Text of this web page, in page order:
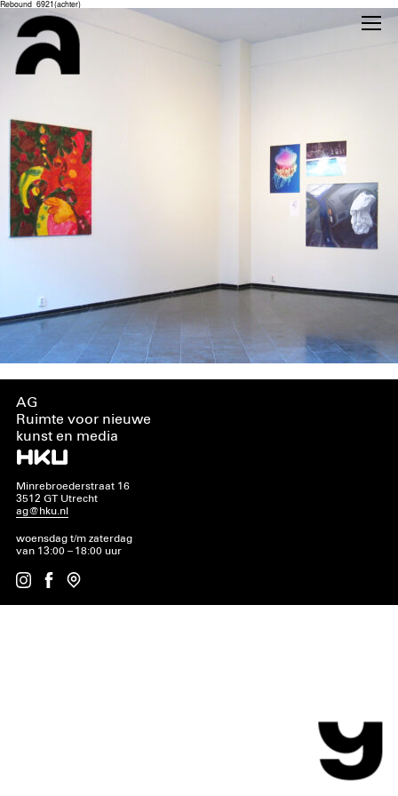
Rebound_6921(achter)
AG
Ruimte voor nieuwe
kunst en media
Minrebroederstraat 16
3512 GT Utrecht
ag@hku.nl
woensdag t/m zaterdag
van 13:00 – 18:00 uur